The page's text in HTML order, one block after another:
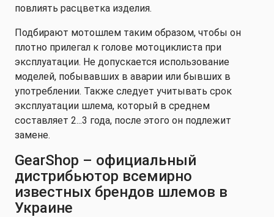
повлиять расцветка изделия.
Подбирают мотошлем таким образом, чтобы он
плотно прилегал к голове мотоциклиста при
эксплуатации. Не допускается использование
моделей, побывавших в аварии или бывших в
употреблении. Также следует учитывать срок
эксплуатации шлема, который в среднем
составляет 2...3 года, после этого он подлежит
замене.
GearShop – официальный
дистрибьютор всемирно
известных брендов шлемов в
Украине